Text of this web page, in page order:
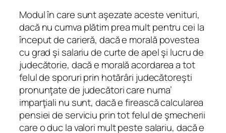
Modul în care sunt aşezate aceste venituri,
dacă nu cumva plătim prea mult pentru cei la
început de carieră, dacă e morală povestea
cu grad şi salariu de curte de apel şi lucru de
judecătorie, dacă e morală acordarea a tot
felul de sporuri prin hotărâri judecătoreşti
pronunţate de judecători care numa’
imparţiali nu sunt, dacă e firească calcularea
pensiei de serviciu prin tot felul de şmecherii
care o duc la valori mult peste salariu, dacă e